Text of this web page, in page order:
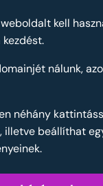
kell
nálunk,
néhány
illetve beállíthat